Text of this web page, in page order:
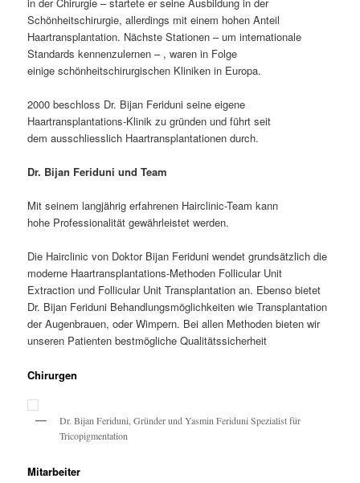
Schönheitschirurgie, allerdings mit einem hohen Anteil
Haartransplantation. Nächste Stationen – um internationale
Standards kennenzulernen – , waren in Folge
einige schönheitschirurgischen Kliniken in Europa.
2000 beschloss Dr. Bijan Feriduni seine eigene
Haartransplantations-Klinik zu gründen und führt seit
dem ausschliesslich Haartransplantationen durch.
Dr. Bijan Feriduni und Team
Mit seinem langjährig erfahrenen Hairclinic-Team kann
hohe Professionalität gewährleistet werden.
Die Hairclinic von Doktor Bijan Feriduni wendet grundsätzlich die
moderne Haartransplantations-Methoden Follicular Unit
Extraction und Follicular Unit Transplantation an. Ebenso bietet
Dr. Bijan Feriduni Behandlungsmöglichkeiten wie Transplantation
der Augenbrauen, oder Wimpern. Bei allen Methoden bieten wir
unseren Patienten bestmögliche Qualitätssicherheit
Chirurgen
Dr. Bijan Feriduni, Gründer und Yasmin Feriduni Spezialist für
Tricopigmentation
Mitarbeiter